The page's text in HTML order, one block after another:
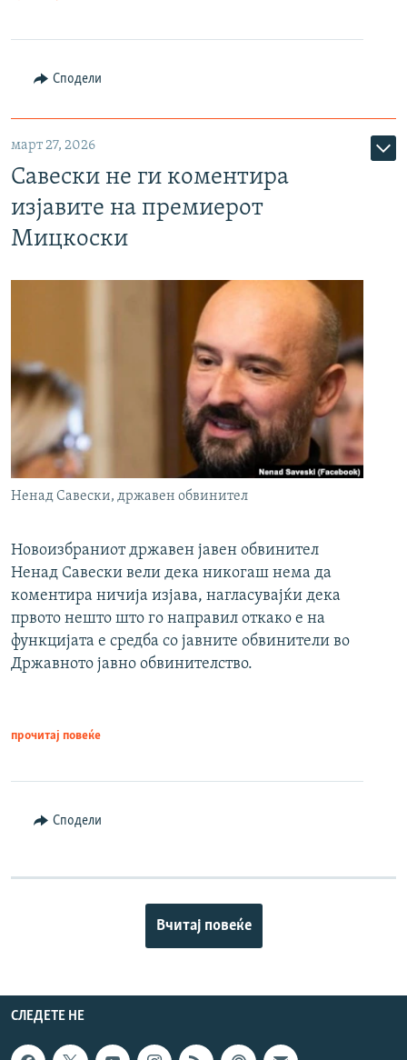
Сподели
март 27, 2026
Савески не ги коментира
изјавите на премиерот
Мицкоски
Ненад Савески, државен обвинител
Новоизбраниот државен јавен обвинител
Ненад Савески вели дека никогаш нема да
коментира ничија изјава, нагласувајќи дека
првото нешто што го направил откако е на
функцијата е средба со јавните обвинители во
Државното јавно обвинителство.
прочитај повеќе
Сподели
Вчитај повеќе
СЛЕДЕТЕ НЕ